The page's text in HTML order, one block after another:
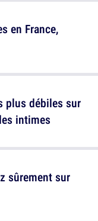
en France,
sûrement sur
plus débiles sur
intimes